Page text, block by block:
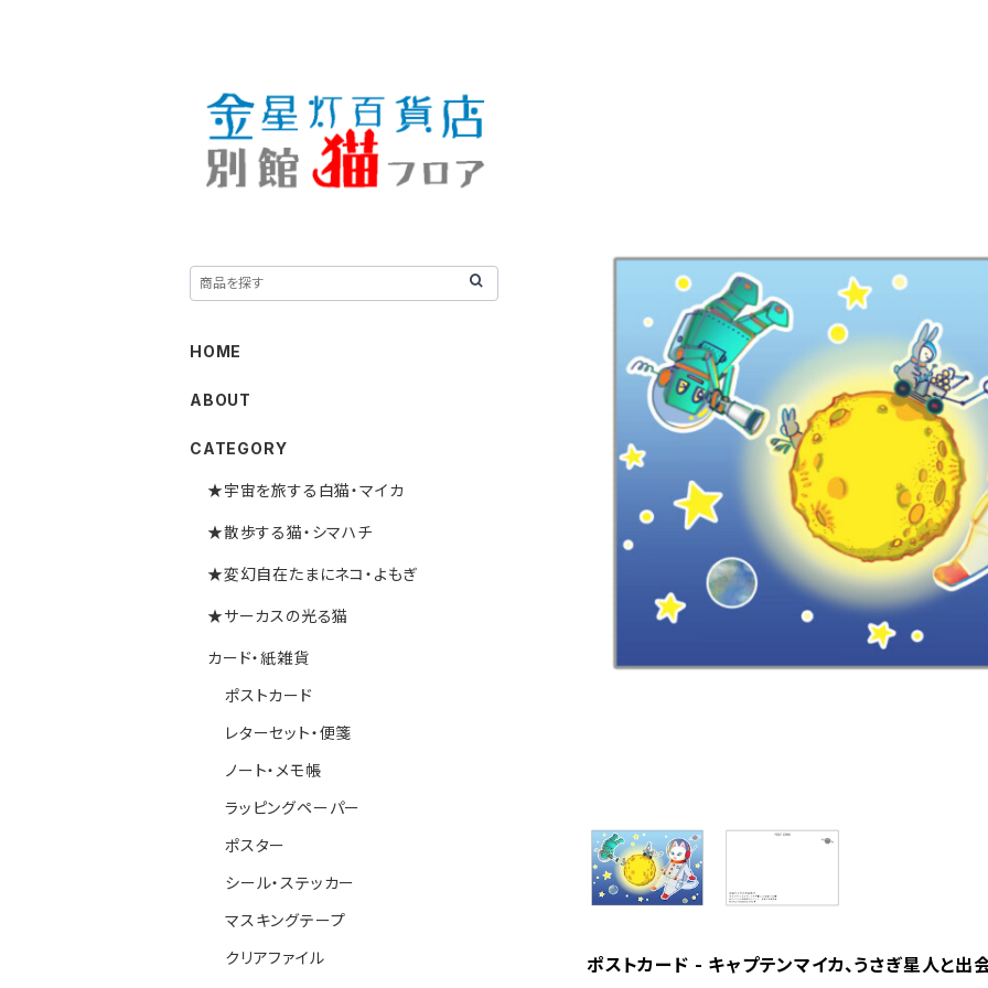
ポストカード - キャプテンマイカ、うさぎ星人と出
HOME
ABOUT
CATEGORY
★宇宙を旅する白猫・マイカ
★散歩する猫・シマハチ
★変幻自在たまにネコ・よもぎ
★サーカスの光る猫
カード・紙雑貨
ポストカード
レターセット・便箋
ノート・メモ帳
ラッピングペーパー
ポスター
シール・ステッカー
マスキングテープ
クリアファイル